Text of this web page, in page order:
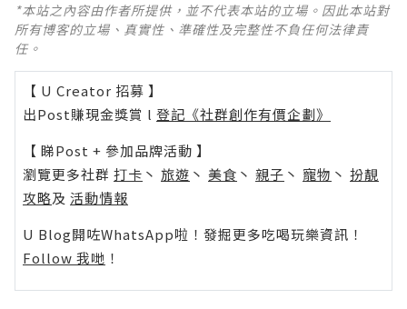
*本站之內容由作者所提供，並不代表本站的立場。因此本站對
所有博客的立場、真實性、準確性及完整性不負任何法律責
任。
【 U Creator 招募 】
出Post賺現金獎賞 l 登記《社群創作有價企劃》
【 睇Post + 參加品牌活動 】
瀏覽更多社群 打卡 丶 旅遊 丶 美食 丶 親子 丶 寵物 丶 扮靚
攻略及 活動情報
U Blog開咗WhatsApp啦！發掘更多吃喝玩樂資訊！
Follow 我哋 ！